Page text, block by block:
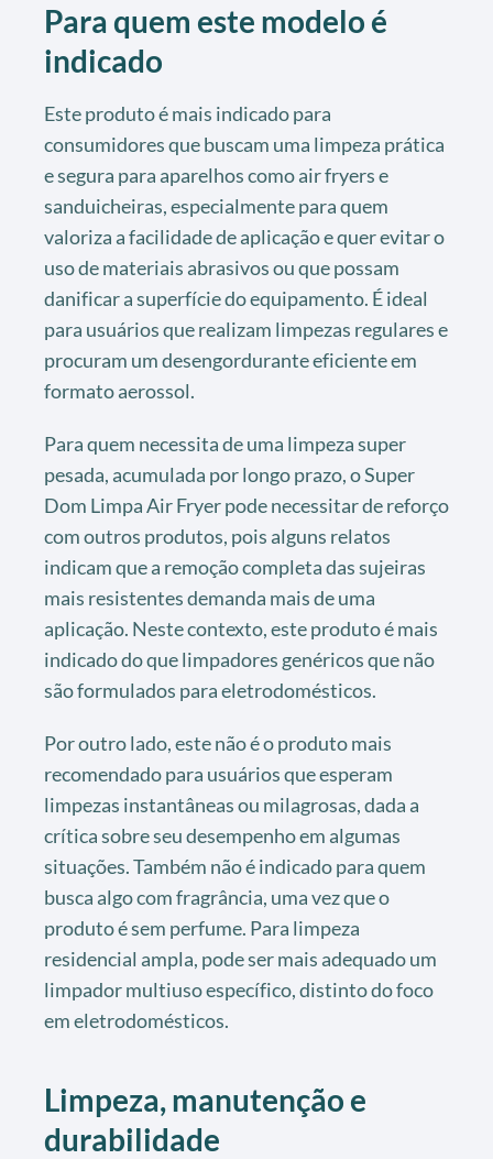
Para quem este modelo é
indicado
Este produto é mais indicado para
consumidores que buscam uma limpeza prática
e segura para aparelhos como air fryers e
sanduicheiras, especialmente para quem
valoriza a facilidade de aplicação e quer evitar o
uso de materiais abrasivos ou que possam
danificar a superfície do equipamento. É ideal
para usuários que realizam limpezas regulares e
procuram um desengordurante eficiente em
formato aerossol.
Para quem necessita de uma limpeza super
pesada, acumulada por longo prazo, o Super
Dom Limpa Air Fryer pode necessitar de reforço
com outros produtos, pois alguns relatos
indicam que a remoção completa das sujeiras
mais resistentes demanda mais de uma
aplicação. Neste contexto, este produto é mais
indicado do que limpadores genéricos que não
são formulados para eletrodomésticos.
Por outro lado, este não é o produto mais
recomendado para usuários que esperam
limpezas instantâneas ou milagrosas, dada a
crítica sobre seu desempenho em algumas
situações. Também não é indicado para quem
busca algo com fragrância, uma vez que o
produto é sem perfume. Para limpeza
residencial ampla, pode ser mais adequado um
limpador multiuso específico, distinto do foco
em eletrodomésticos.
Limpeza, manutenção e
durabilidade